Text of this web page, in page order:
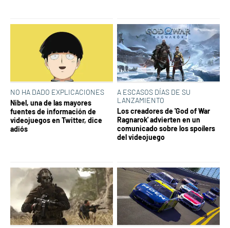
NO HA DADO EXPLICACIONES
Nibel, una de las mayores
fuentes de información de
videojuegos en Twitter, dice
adiós
A ESCASOS DÍAS DE SU
LANZAMIENTO
Los creadores de 'God of War
Ragnarok' advierten en un
comunicado sobre los spoílers
del videojuego